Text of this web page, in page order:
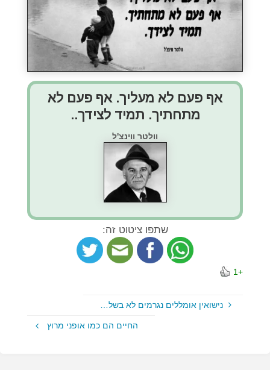
אף פעם לא מעליך. אף פעם לא
מתחתיך. תמיד לצידך..
וולטר ווינצ'ל
שתפו ציטוט זה:
+1
נישואין אומללים נגרמים לא בשל…
החיים הם כמו אופני מרוץ